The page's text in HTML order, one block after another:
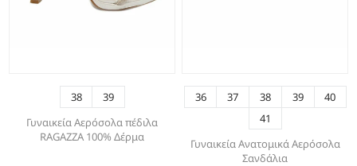
38
39
Γυναικεία Αερόσολα πέδιλα
RAGAZZA 100% Δέρμα
36 37 38 39
40
41
Γυναικεία Ανατομικά Αερόσολα
Σανδάλια